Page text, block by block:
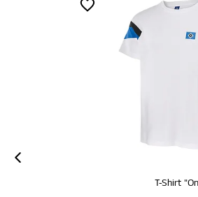
T-Shirt "Onur"